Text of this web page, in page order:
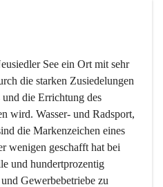
See ein Ort mit sehr
die starken Zusiedelungen
die Errichtung des
wird. Wasser- und Radsport,
die Markenzeichen eines
wenigen geschafft hat bei
und hundertprozentig
Gewerbebetriebe zu